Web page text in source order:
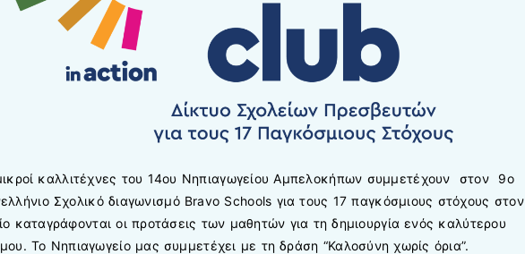
καλλιτέχνες του 14ου Νηπιαγωγείου Αμπελοκήπων συμμετέχουν στον 9ο
Σχολικό διαγωνισμό Bravo Schools για τους 17 παγκόσμιους στόχους στον
καταγράφονται οι προτάσεις των μαθητών για τη δημιουργία ενός καλύτερου
Το Νηπιαγωγείο μας συμμετέχει με τη δράση “Καλοσύνη χωρίς όρια”.